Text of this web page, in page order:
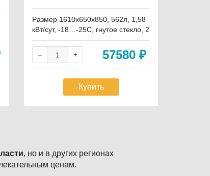
Размер 1610х650х850, 562л, 1,58
кВт/сут, -18…-25C, гнутое стекло, 2
20В, 7 корзин, замок, колеса
57580 ₽
Купить
, но и в других регионах
ценам.